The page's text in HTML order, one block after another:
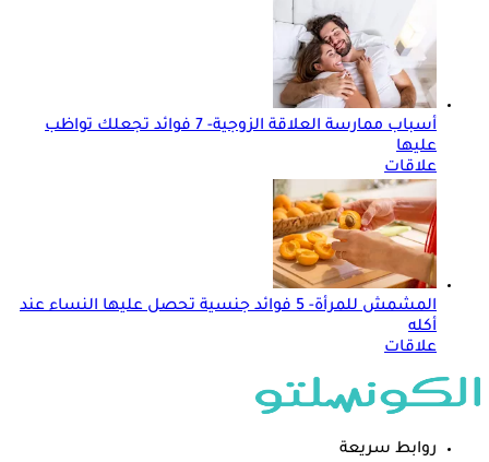
أسباب ممارسة العلاقة الزوجية- 7 فوائد تجعلك تواظب
عليها
علاقات
المشمش للمرأة- 5 فوائد جنسية تحصل عليها النساء عند
أكله
علاقات
روابط سريعة